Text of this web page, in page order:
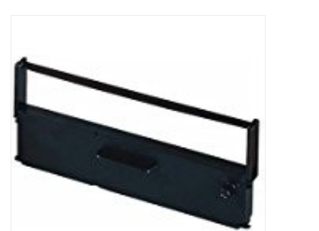
Industrie
Kassa & Pinrollen
Merken